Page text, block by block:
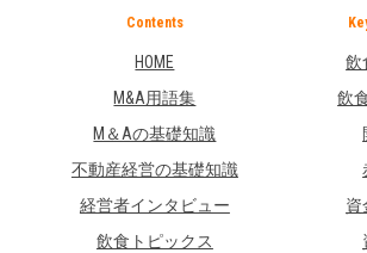
Contents
HOME
M&A用語集
M＆Aの基礎知識
不動産経営の基礎知識
経営者インタビュー
飲食トピックス
飲
飲
資